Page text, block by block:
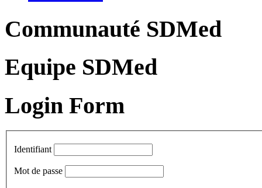
Communauté SDMed
Equipe SDMed
Login Form
Identifiant
Mot de passe